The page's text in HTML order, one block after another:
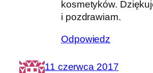
kosmetyków.
i pozdrawiam.
Odpowiedz
11 czerwca 2017